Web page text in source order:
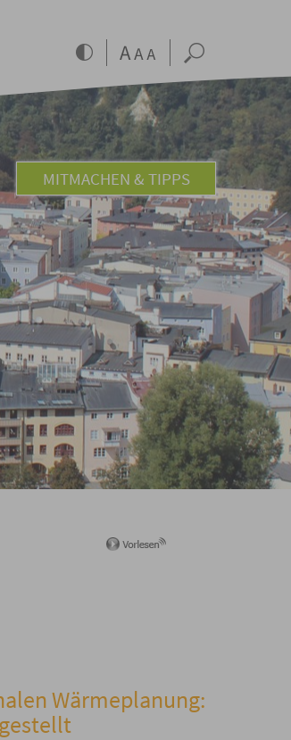
MITMACHEN & TIPPS
Wärmeplanung: